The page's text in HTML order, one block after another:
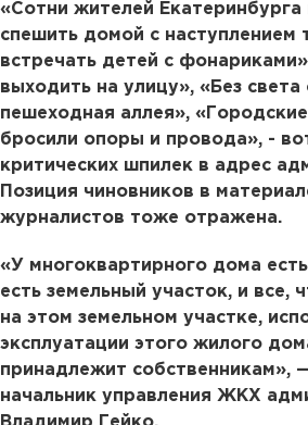
«Сотни жителей
спешить домой с наступлением
встречать детей с
выходить на улицу», «Без света
пешеходная аллея»,
бросили опоры и провода», -
критических шпилек в адрес
Позиция чиновников в
журналистов тоже отражена.
«У многоквартирного дома
есть земельный участок, и все,
на этом земельном участке,
эксплуатации этого жилого
принадлежит собственникам»,
начальник управления ЖКХ